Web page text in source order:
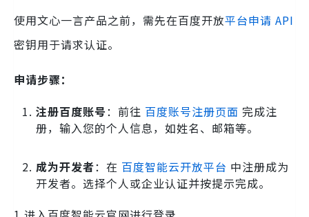
使用文心一言产品之前，需先在百度开放平台申请 API
密钥用于请求认证。
申请步骤：
注册百度账号：前往 百度账号注册页面 完成注
册，输入您的个人信息，如姓名、邮箱等。
成为开发者：在 百度智能云开放平台 中注册成为
开发者。选择个人或企业认证并按提示完成。